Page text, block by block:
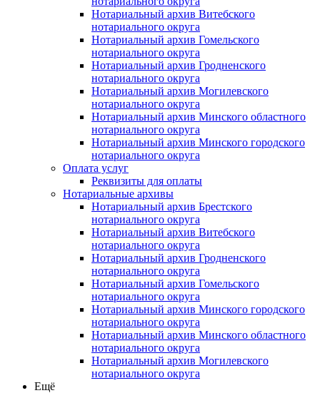
Нотариальный архив Витебского
нотариального округа
Нотариальный архив Гомельского
нотариального округа
Нотариальный архив Гродненского
нотариального округа
Нотариальный архив Могилевского
нотариального округа
Нотариальный архив Минского областного
нотариального округа
Нотариальный архив Минского городского
нотариального округа
Оплата услуг
Реквизиты для оплаты
Нотариальные архивы
Нотариальный архив Брестского
нотариального округа
Нотариальный архив Витебского
нотариального округа
Нотариальный архив Гродненского
нотариального округа
Нотариальный архив Гомельского
нотариального округа
Нотариальный архив Минского городского
нотариального округа
Нотариальный архив Минского областного
нотариального округа
Нотариальный архив Могилевского
нотариального округа
Ещё